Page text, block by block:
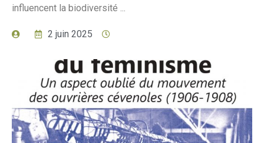
influencent la biodiversité ...
2 juin 2025